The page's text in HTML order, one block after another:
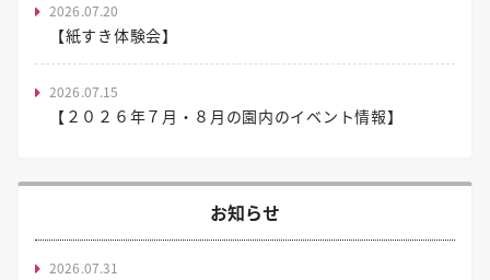
2026.07.20
【紙すき体験会】
2026.07.15
【２０２６年７月・８月の園内のイベント情報】
お知らせ
2026.07.31